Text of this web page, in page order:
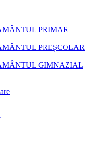
PRIMAR
PREȘCOLAR
GIMNAZIAL